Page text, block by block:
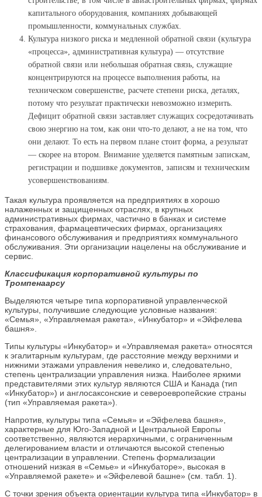
капитального оборудования, компаниях добывающей
промышленности, коммунальных службах.
Культура низкого риска и медленной обратной связи (культура
«процесса», административная культура) — отсутствие
обратной связи или небольшая обратная связь, служащие
концентрируются на процессе выполнения работы, на
техническом совершенстве, расчете степени риска, деталях,
потому что результат практически невозможно измерить.
Дефицит обратной связи заставляет служащих сосредотачивать
свою энергию на том, как они что-то делают, а не на том, что
они делают. То есть на первом плане стоит форма, а результат
— скорее на втором. Внимание уделяется памятным запискам,
регистрации и подшивке документов, записям и техническим
усовершенствованиям.
Такая культура проявляется на предприятиях в хорошо
налаженных и защищенных отраслях, в крупных
административных фирмах, частично в банках и системе
страхования, фармацевтических фирмах, организациях
финансового обслуживания и предприятиях коммунального
обслуживания. Эти организации нацелены на обслуживание и
сервис.
Классификация корпоративной культуры по
Тромпенаарсу
Выделяются четыре типа корпоративной управленческой
культуры, получившие следующие условные названия:
«Семья», «Управляемая ракета», «Инкубатор» и «Эйфелева
башня».
Типы культуры «Инкубатор» и «Управляемая ракета» относятся
к эгалитарным культурам, где расстояние между верхними и
нижними этажами управления невелико и, следовательно,
степень централизации управления низка. Наиболее яркими
представителями этих культур являются США и Канада (тип
«Инкубатор») и англосаксонские и североевропейские страны
(тип «Управляемая ракета»).
Напротив, культуры типа «Семья» и «Эйфелева башня»,
характерные для Юго-Западной и Центральной Европы
соответственно, являются иерархичными, с ограниченным
делегированием власти и отличаются высокой степенью
централизации в управлении. Степень формализации
отношений низкая в «Семье» и «Инкубаторе», высокая в
«Управляемой ракете» и «Эйфелевой башне» (см. табл. 1).
С точки зрения объекта ориентации культура типа «Инкубатор» в